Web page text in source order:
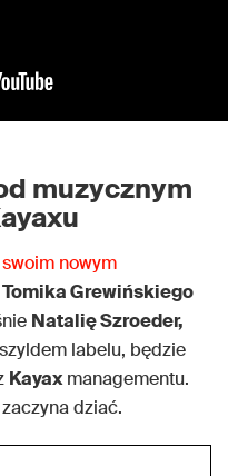
muzycznym
nowym
Tomika Grewińskiego
Natalię Szroeder,
labelu, będzie
Kayaxmanagementu.
dziać.